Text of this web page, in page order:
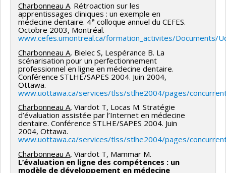
Charbonneau A. Rétroaction sur les
apprentissages cliniques : un exemple en
médecine dentaire. 4e colloque annuel du CEFES.
Octobre 2003, Montréal.
www.cefes.umontreal.ca/formation_activites/Documents/
Charbonneau A, Bielec S, Lespérance B. La
scénarisation pour un perfectionnement
professionnel en ligne en médecine dentaire.
Conférence STLHE/SAPES 2004. Juin 2004,
Ottawa.
www.uottawa.ca/services/tlss/stlhe2004/pages/
Charbonneau A, Viardot T, Locas M. Stratégie
d’évaluation assistée par l’Internet en médecine
dentaire. Conférence STLHE/SAPES 2004. Juin
2004, Ottawa.
www.uottawa.ca/services/tlss/stlhe2004/pages/
Charbonneau A, Viardot T, Mammar M.
L’évaluation en ligne des compétences : un
modèle de développement en médecine